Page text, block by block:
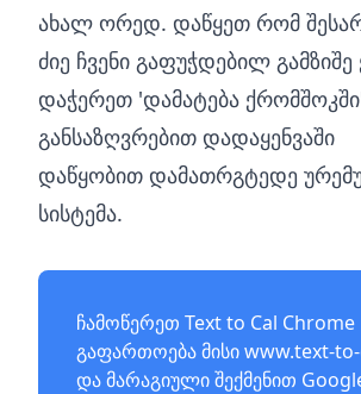
ახალ ორედ. დაწყეთ რომ
ძიე ჩვენი გაფუჭდებილ
დაჭერეთ 'დამატება
განსაზღვრებით დადაყენვაში
დაწყობით დამათრგტედე
სისტემა.
ჩამოწერეთ Text to Cal Chrome
გაფართოება მისიwww.text-
და მარაგიული შექმენით